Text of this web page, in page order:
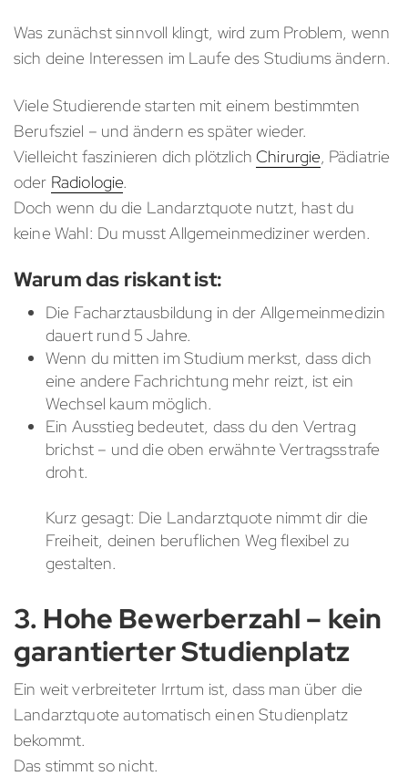
Was zunächst sinnvoll klingt, wird zum Problem, wenn
sich deine Interessen im Laufe des Studiums ändern.
Viele Studierende starten mit einem bestimmten
Berufsziel – und ändern es später wieder.
Vielleicht faszinieren dich plötzlichChirurgie, Pädiatrie
oder Radiologie.
Doch wenn du die Landarztquote nutzt, hast du
keine Wahl: Du musst Allgemeinmediziner werden.
Warum das riskant ist:
Die Facharztausbildung in der Allgemeinmedizin
dauert rund 5 Jahre.
Wenn du mitten im Studium merkst, dass dich
eine andere Fachrichtung mehr reizt, ist ein
Wechsel kaum möglich.
Ein Ausstieg bedeutet, dass du den Vertrag
brichst – und die oben erwähnte Vertragsstrafe
droht.
Kurz gesagt: Die Landarztquote nimmt dir die
Freiheit, deinen beruflichen Weg flexibel zu
gestalten.
3. Hohe Bewerberzahl – kein
garantierter Studienplatz
Ein weit verbreiteter Irrtum ist, dass man über die
Landarztquote automatisch einen Studienplatz
bekommt.
Das stimmt so nicht.